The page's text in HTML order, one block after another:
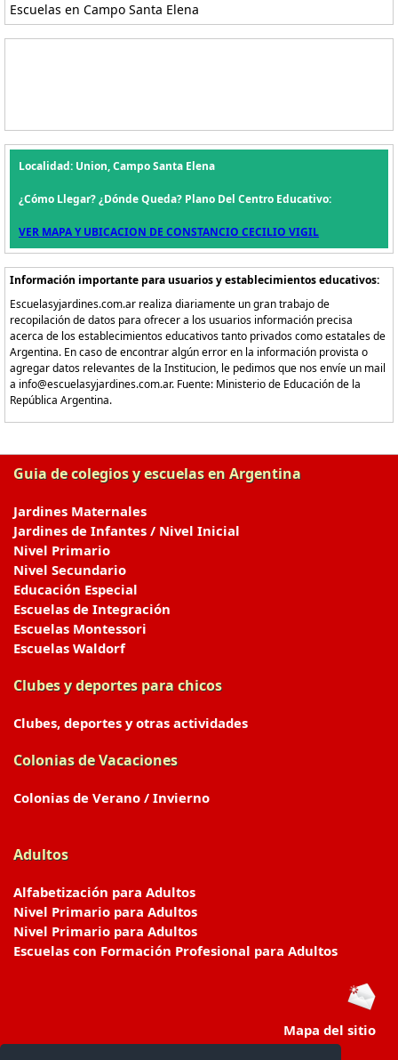
Escuelas en Campo Santa Elena
Localidad: Union, Campo Santa Elena
¿Cómo Llegar? ¿Dónde Queda? Plano Del Centro Educativo:
VER MAPA Y UBICACION DE CONSTANCIO CECILIO VIGIL
Información importante para usuarios y establecimientos educativos:
Escuelasyjardines.com.ar realiza diariamente un gran trabajo de
recopilación de datos para ofrecer a los usuarios información precisa
acerca de los establecimientos educativos tanto privados como estatales de
Argentina. En caso de encontrar algún error en la información provista o
agregar datos relevantes de la Institucion, le pedimos que nos envíe un mail
a info@escuelasyjardines.com.ar. Fuente: Ministerio de Educación de la
República Argentina.
Guia de colegios y escuelas en Argentina
Jardines Maternales
Jardines de Infantes / Nivel Inicial
Nivel Primario
Nivel Secundario
Educación Especial
Escuelas de Integración
Escuelas Montessori
Escuelas Waldorf
Clubes y deportes para chicos
Clubes, deportes y otras actividades
Colonias de Vacaciones
Colonias de Verano / Invierno
Adultos
Alfabetización para Adultos
Nivel Primario para Adultos
Nivel Primario para Adultos
Escuelas con Formación Profesional para Adultos
Mapa del sitio